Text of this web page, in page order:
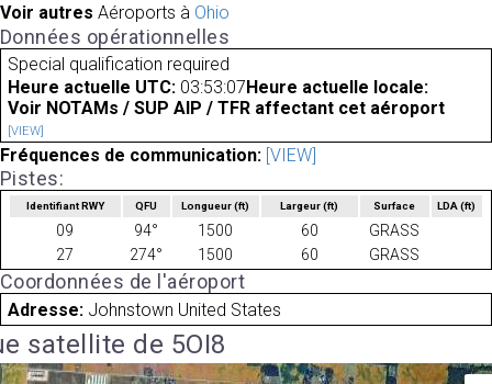
Voir autres Aéroports à Ohio
Données opérationnelles
Special qualification required
Heure actuelle UTC: 03:53:07 Heure actuelle locale:
Voir NOTAMs / SUP AIP / TFR affectant cet aéroport
[VIEW]
Fréquences de communication: [VIEW]
Pistes:
Identifiant RWY QFU Longueur(ft) Largeur(ft) Surface LDA(ft)
09 94° 1500 60
GRASS
27
274° 1500 60 GRASS
Coordonnées de l'aéroport
Adresse: Johnstown United States
satellite de 5OI8